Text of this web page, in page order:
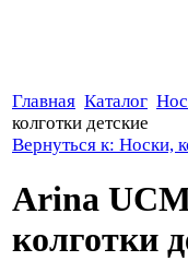
Главная Каталог
колготки детские
Вернуться к: Носки,
Arina
колготки